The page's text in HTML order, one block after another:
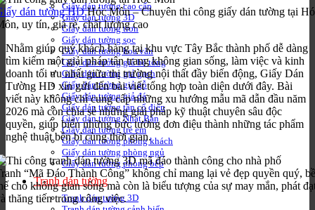
Giấy dán tường cao cấp
Giấy dán tường 3D
Giấy dán tường trơn
Giấy dán tường sọc
Giấy dán tường hoa văn
Giấy dán tưởng giả bê tông
Giấy dán tường giả gạch
Giấy dán tường giả gỗ
Giấy dán tường giả đá
Giấy dán tường tân cổ điển
Giấy dán tường Nhật Bản
Giấy dán tường trẻ em
Giấy dán tường phòng khách
Giấy dán tường phòng ngủ
Giấy dán tường phòng bếp
Tranh dán tường
Tranh dán tường 3D
dán tường HDHóc Môn – Chuyên thi công giấy dán tường tại
uy tín, giá rẻ, chất lượng cao
Nhằm giúp quý khách hàng tại khu vực Tây Bắc thành phố dễ dàng
tìm kiếm một giải pháp tân trang không gian sống, làm việc và kinh
doanh tối ưu nhất giữa thị trường nội thất đầy biến động, Giấy Dán
Tường HD xin gửi đến bài viết tổng hợp toàn diện dưới đây. Bài
viết này không chỉ cung cấp những xu hướng mẫu mã dẫn đầu năm
2026 mà còn chia sẻ những giải pháp kỹ thuật chuyên sâu độc
quyền, giúp biến những bức tường đơn điệu thành những tác phẩm
nghệ thuật bền bỉ cùng thời gian.
“Mã Đáo Thành Công” không chỉ mang lại vẻ đẹp quyền quý, bề
cho không gian sống mà còn là biểu tượng của sự may mắn, phát
thăng tiến trong công việc.